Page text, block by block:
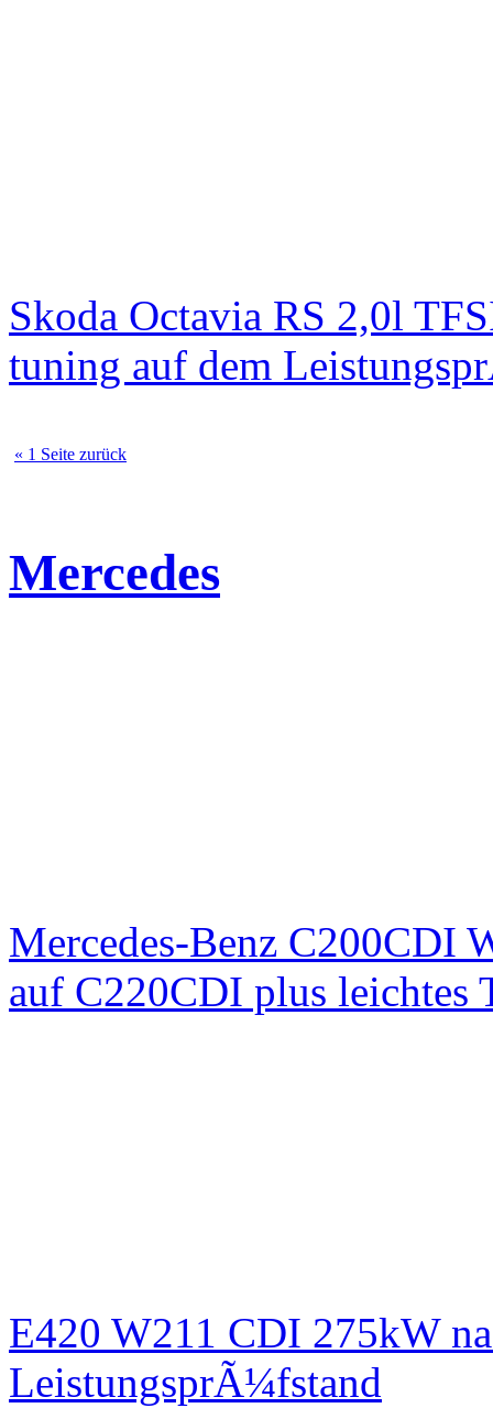
Skoda Octavia RS 2,0l
tuning auf dem
« 1 Seite zurück
Mercedes
Mercedes-Benz C200CDI
auf C220CDI plus
E420 W211 CDI 275kW
LeistungsprÃ¼fstand